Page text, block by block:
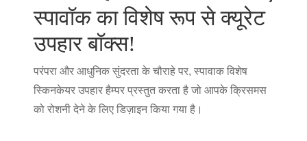
स्पावॉक का विशेष रूप से क्यूरेट
उपहार बॉक्स!
परंपरा और आधुनिक सुंदरता के चौराहे पर, स्पावाक विशेष
स्किनकेयर उपहार हैम्पर प्रस्तुत करता है जो आपके क्रिसमस
को रोशनी देने के लिए डिज़ाइन किया गया है।